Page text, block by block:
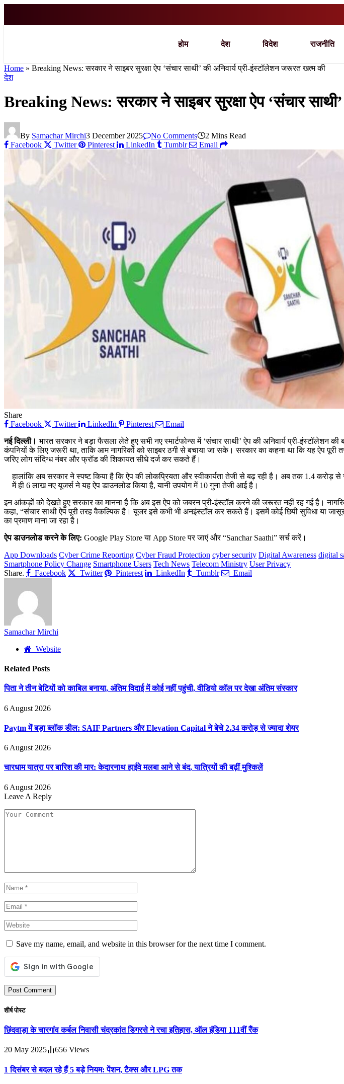
होम देश विदेश राजनीति
Home » Breaking News: सरकार ने साइबर सुरक्षा ऐप ‘संचार साथी’ की अनिवार्य प्री-इंस्टॉलेशन जरूरत खत्म की
देश
Breaking News: सरकार ने साइबर सुरक्षा ऐप ‘संचार
By Samachar Mirchi3 December 2025 No Comments
2 Mins Read
Facebook
Twitter Pinterest LinkedIn Tumblr Email
Share
Facebook
Twitter LinkedIn Pinterest
Email
नई दिल्ली। भारत सरकार ने बड़ा फैसला लेते हुए सभी नए स्मार्टफोन्स में ‘संचार साथी’ ऐप की अनिवार्य प्री-इंस्टॉलेशन
कंपनियों के लिए जरूरी था, ताकि आम नागरिकों को साइबर ठगी से बचाया जा सके। सरकार का कहना था कि यह ऐप
जरिए लोग संदिग्ध नंबर और फ्रॉड की शिकायत सीधे दर्ज कर सकते हैं।
हालांकि अब सरकार ने स्पष्ट किया है कि ऐप की लोकप्रियता और स्वीकार्यता तेजी से बढ़ रही है। अब तक 1.4 करोड़
में ही 6 लाख नए यूजर्स ने यह ऐप डाउनलोड किया है, यानी उपयोग में 10 गुना तेजी आई है।
इन आंकड़ों को देखते हुए सरकार का मानना है कि अब इस ऐप को जबरन प्री-इंस्टॉल करने की जरूरत नहीं रह गई है।
कहा, “संचार साथी ऐप पूरी तरह वैकल्पिक है। यूजर इसे कभी भी अनइंस्टॉल कर सकते हैं। इसमें कोई छिपी सुविधा या
का प्रमाण माना जा रहा है।
ऐप डाउनलोड करने के लिए: Google Play Store या App Store पर जाएं और “Sanchar Saathi” सर्च करें।
App Downloads Cyber Crime Reporting Cyber Fraud Protection cyber security Digital Awareness digital
Smartphone Policy Change Smartphone Users Tech News Telecom Ministry User Privacy
Share.
Facebook Twitter Pinterest LinkedIn Tumblr Email
Samachar Mirchi
Website
Related Posts
पिता ने तीन बेटियों को काबिल बनाया, अंतिम विदाई में कोई नहीं पहुंची, वीडियो कॉल पर देखा अंतिम संस्कार
6 August 2026
Paytm में बड़ा ब्लॉक डील: SAIF Partners और Elevation Capital ने बेचे 2.34 करोड़ से ज्यादा शेयर
6 August 2026
चारधाम यात्रा पर बारिश की मार: केदारनाथ हाईवे मलबा आने से बंद, यात्रियों की बढ़ीं मुश्किलें
6 August 2026
Leave A Reply
Save my name, email, and website in this browser for the next time I comment.
शीर्ष पोस्ट
छिंदवाड़ा के चारगांव कर्बल निवासी चंद्रकांत डिगरसे ने रचा इतिहास, ऑल इंडिया 111वीं रैंक
20 May 2025 656 Views
1 दिसंबर से बदल रहे हैं 5 बड़े नियम: पेंशन, टैक्स और LPG तक